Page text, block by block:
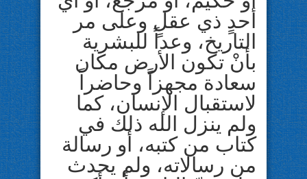
أحدٍ ذي عقلٍ وعلى مر
التاريخ، وعداً للبشرية
بأنْ تكون الأرض مكان
سعادة مجهزاً وحاضراً
لاستقبال الإنسان، كما
ولم ينزل الله ذلك في
كتاب من كتبه، أو رسالة
من رسالاته، ولم يحدث